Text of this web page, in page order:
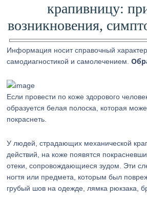
крапивницу:
возникновения,
Информация носит справочный
самодиагностикой и самолечением.
Если провести по коже здорового
образуется белая полоска, которая
покраснеть.
У людей, страдающих механической
действий, на коже появятся
отеки, сопровождающиеся зудом. Эти
ногтя или предмета, которым был
грубый шов на одежде, лямка рюкзака,